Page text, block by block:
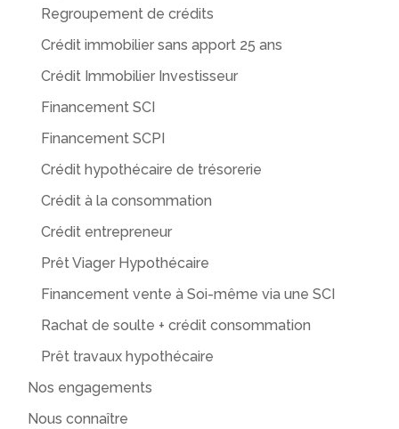
Regroupement de crédits
Crédit immobilier sans apport 25 ans
Crédit Immobilier Investisseur
Financement SCI
Financement SCPI
Crédit hypothécaire de trésorerie
Crédit à la consommation
Crédit entrepreneur
Prêt Viager Hypothécaire
Financement vente à Soi-même via une SCI
Rachat de soulte + crédit consommation
Prêt travaux hypothécaire
Nos engagements
Nous connaître